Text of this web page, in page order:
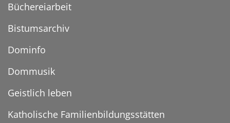
Büchereiarbeit
Bistumsarchiv
Dominfo
Dommusik
Geistlich leben
Katholische Familienbildungsstätten